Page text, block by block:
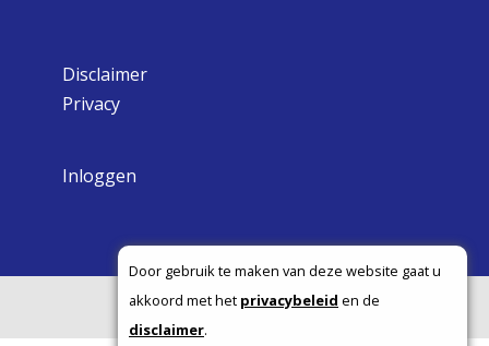
Door gebruik te maken van deze website gaat u
akkoord met het privacybeleid en de
disclaimer.
Disclaimer
Privacy
Inloggen
Copyright ©